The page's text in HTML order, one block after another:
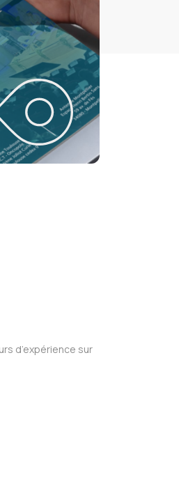
d’expérience sur